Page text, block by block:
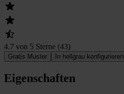
4.7 von 5 Sterne (43)
Gratis Muster In hellgrau konfigurieren
Eigenschaften